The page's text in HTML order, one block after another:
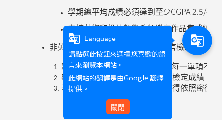
學期總平均成績必須達到至少CGPA 2.5/4
申請藝術和設計類學系須繳交作品集或短
非英語為母語之學生須繳交下列語言檢定之一之
雅思(IELTS)學術組平均
分，且每一單項不得
密德薩斯能接受之相同程度英語檢定成績；
若英語成績未達上述要求，學生得依照密德
g_translate Language
請點選此按鈕來選擇您喜歡的語
言來瀏覽本網站。
此網站的翻譯是由Google 翻譯
提供。
關閉
g_translate